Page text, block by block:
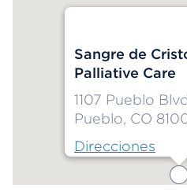
Sangre de
Palliative Care
1107 Pueblo
Pueblo, CO
Direcciones